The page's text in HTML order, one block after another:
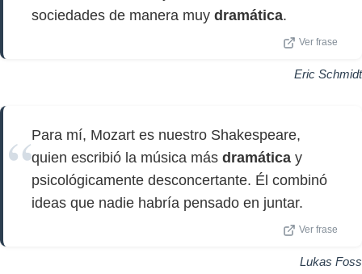
sociedades de manera muy dramática.
Ver frase
Eric Schmidt
Para mí, Mozart es nuestro Shakespeare,
quien escribió la música más dramática y
psicológicamente desconcertante. Él combinó
ideas que nadie habría pensado en juntar.
Ver frase
Lukas Foss